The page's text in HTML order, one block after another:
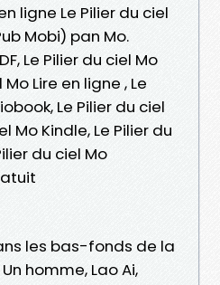
ligne Le Pilier du ciel
Mobi) pan Mo.
Le Pilier du ciel Mo
Lire en ligne , Le
Le Pilier du ciel
Mo Kindle, Le Pilier du
du ciel Mo
les bas-fonds de la
homme, Lao Ai,